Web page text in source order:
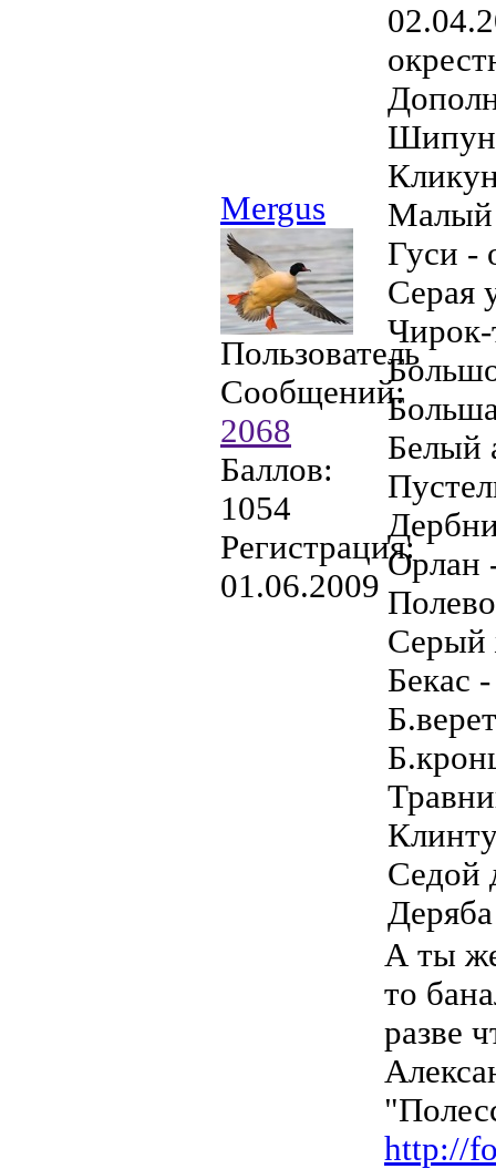
Mergus
Пользователь
Сообщений:
2068
Баллов:
1054
Регистрация:
01.06.2009
Шипун
Малый
Гуси -
Серая
Белый
Орлан
Серый
Бекас
Седой
А ты
то
разве
http://